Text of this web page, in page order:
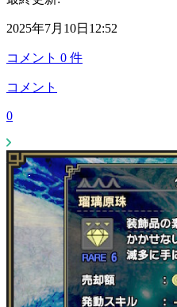
2025年7月10日12:52
コメント 0 件
コメント
0